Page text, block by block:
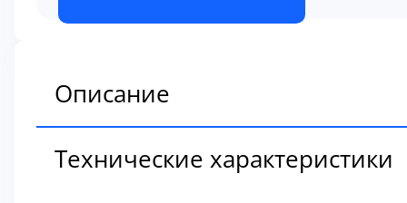
Описание
Технические характеристики